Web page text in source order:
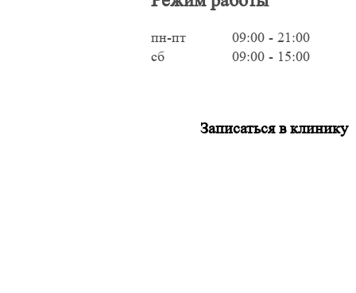
пн-пт
09:00 - 21:00
сб
09:00 - 15:00
Записаться в клинику